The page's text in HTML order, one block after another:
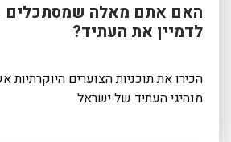
האם אתם מאלה שמסתכלים
לדמיין את העתיד?
הכירו את תוכניות הצוערים
מנהיגי העתיד של ישראל